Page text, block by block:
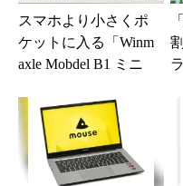
スマホより小さくポ
ケットに入る「Winm
axle Mobdel B1 ミニ
ド」...